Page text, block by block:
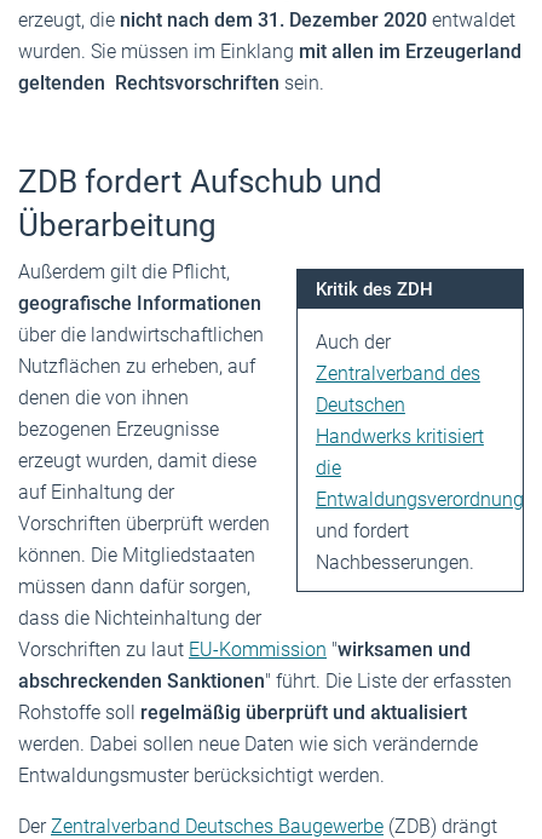
erzeugt, die nicht nach dem 31. Dezember 2020 entwaldet
wurden. Sie müssen im Einklang mit allen im Erzeugerland
geltenden Rechtsvorschriften sein.
ZDB fordert Aufschub und
Überarbeitung
Kritik des ZDH
Auch der
Zentralverband des
Deutschen
Handwerks kritisiert
die
Entwaldungsverordnung
und fordert
Nachbesserungen.
Außerdem gilt die Pflicht,
geografische Informationen
über die landwirtschaftlichen
Nutzflächen zu erheben, auf
denen die von ihnen
bezogenen Erzeugnisse
erzeugt wurden, damit diese
auf Einhaltung der
Vorschriften überprüft werden
können. Die Mitgliedstaaten
müssen dann dafür sorgen,
dass die Nichteinhaltung der
Vorschriften zu laut EU-Kommission "wirksamen und
abschreckenden Sanktionen" führt. Die Liste der erfassten
Rohstoffe soll regelmäßig überprüft und aktualisiert
werden. Dabei sollen neue Daten wie sich verändernde
Entwaldungsmuster berücksichtigt werden.
DerZentralverband Deutsches Baugewerbe (ZDB) drängt